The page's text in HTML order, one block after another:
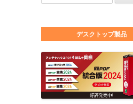
デスクトップ製品